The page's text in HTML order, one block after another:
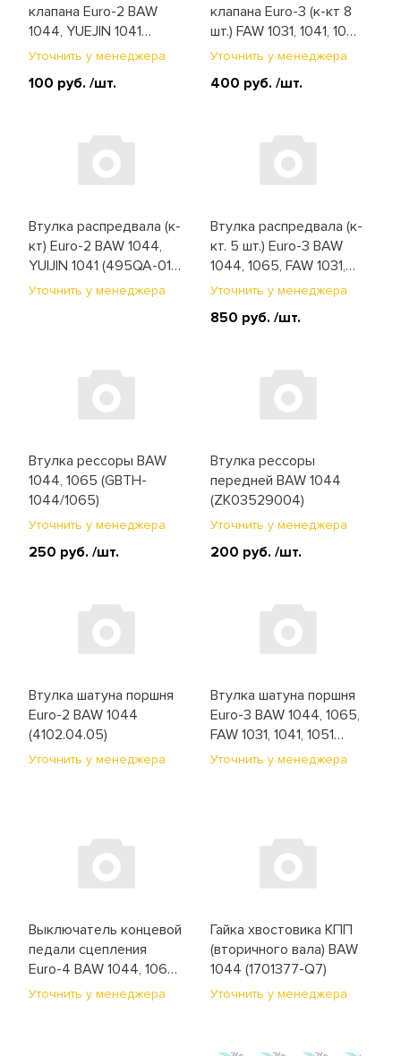
клапана Euro-2 BAW
1044, YUEJIN 1041
(4100QB-03.01-005)
Уточнить у менеджера
100 руб. /шт.
клапана Euro-3 (к-кт 8
шт.) FAW 1031, 1041, 1051,
BAW 1044, 1065
Уточнить у менеджера
400 руб. /шт.
Втулка распредвала (к-
кт) Euro-2 BAW 1044,
YUIJIN 1041 (495QA-01-
014)
Уточнить у менеджера
Втулка распредвала (к-
кт. 5 шт.) Euro-3 BAW
1044, 1065, FAW 1031,
1041, 1051 (1006051-X2)
Уточнить у менеджера
850 руб. /шт.
Втулка рессоры BAW
1044, 1065 (GBTH-
1044/1065)
Уточнить у менеджера
250 руб. /шт.
Втулка рессоры
передней BAW 1044
(ZK03529004)
Уточнить у менеджера
200 руб. /шт.
Втулка шатуна поршня
Euro-2 BAW 1044
(4102.04.05)
Уточнить у менеджера
Втулка шатуна поршня
Euro-3 BAW 1044, 1065,
FAW 1031, 1041, 1051
(1004069-X3)
Уточнить у менеджера
Выключатель концевой
педали сцепления
Euro-4 BAW 1044, 1065
(BP19953730309)
Уточнить у менеджера
Гайка хвостовика КПП
(вторичного вала) BAW
1044 (1701377-Q7)
Уточнить у менеджера